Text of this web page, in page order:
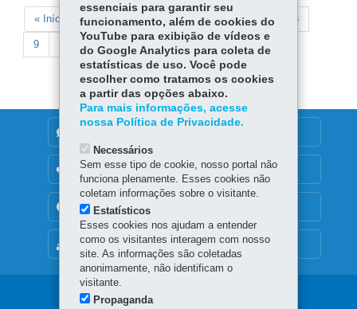
Paginação
Primeira
página
« Início
Página
anterior
‹‹ Page
1 Page
2
Página
atual
3 Page
4 Page
5 Page
6 Page
7 Page
8
Page
9
PróximaÚltima
página
Fim »
MAPA DO SITE
OUVIDORIA
TRANSPARÊNCIA INSTITUCIONAL
essenciais para garantir seu
funcionamento, além de cookies do
YouTube para exibição de vídeos e
do Google Analytics para coleta de
estatísticas de uso. Você pode
escolher como tratamos os cookies
a partir das opções abaixo.
Para mais informações, acesse
nossa Política de Privacidade.
Necessários
Sem esse tipo de cookie, nosso portal não
funciona plenamente. Esses cookies não
coletam informações sobre o visitante.
Estatísticos
Esses cookies nos ajudam a entender
como os visitantes interagem com nosso
site. As informações são coletadas
anonimamente, não identificam o
visitante.
Propaganda